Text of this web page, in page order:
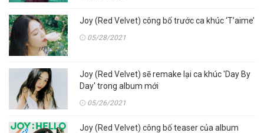
Joy (Red Velvet) công bố trước ca khúc ‘T’aime’
05/28/2021
Joy (Red Velvet) sẽ remake lại ca khúc 'Day By
Day' trong album mới
05/26/2021
Joy (Red Velvet) công bố teaser của album